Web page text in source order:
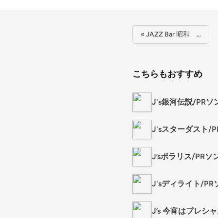
« JAZZ Bar 昭和 …
こちらもおすすめ
J's銀河伝説/PRソ
J'sスターダスト/
J’sポラリス/PRソ
J'sディライト/PR
J’s 今宵はプレシ